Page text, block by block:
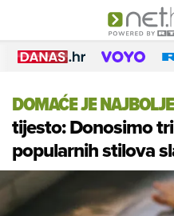
DOMAĆE JE NAJBOLJE
tijesto: Donosimo
popularnih stilova